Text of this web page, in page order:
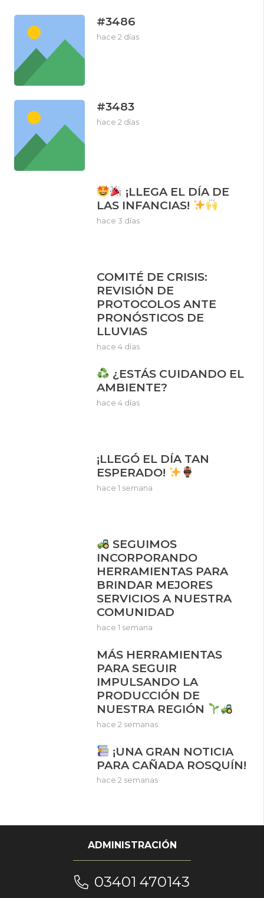
#3486
hace 2 días
#3483
hace 2 días
¡LLEGA EL DÍA DE
LAS INFANCIAS!
hace 3 días
COMITÉ DE CRISIS:
REVISIÓN DE
PROTOCOLOS ANTE
PRONÓSTICOS DE
LLUVIAS
hace 4 días
¿ESTÁS CUIDANDO EL
AMBIENTE?
hace 4 días
¡LLEGÓ EL DÍA TAN
ESPERADO!
hace 1 semana
SEGUIMOS
INCORPORANDO
HERRAMIENTAS PARA
BRINDAR MEJORES
SERVICIOS A NUESTRA
COMUNIDAD
hace 1 semana
MÁS HERRAMIENTAS
PARA SEGUIR
IMPULSANDO LA
PRODUCCIÓN DE
NUESTRA REGIÓN
hace 2 semanas
¡UNA GRAN NOTICIA
PARA CAÑADA ROSQUÍN!
hace 2 semanas
ADMINISTRACIÓN
03401 470143